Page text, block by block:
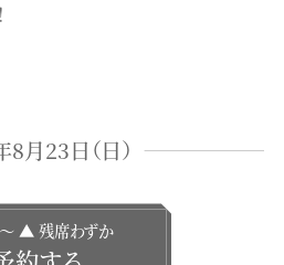
月23日（日）
▲ 残席わずか